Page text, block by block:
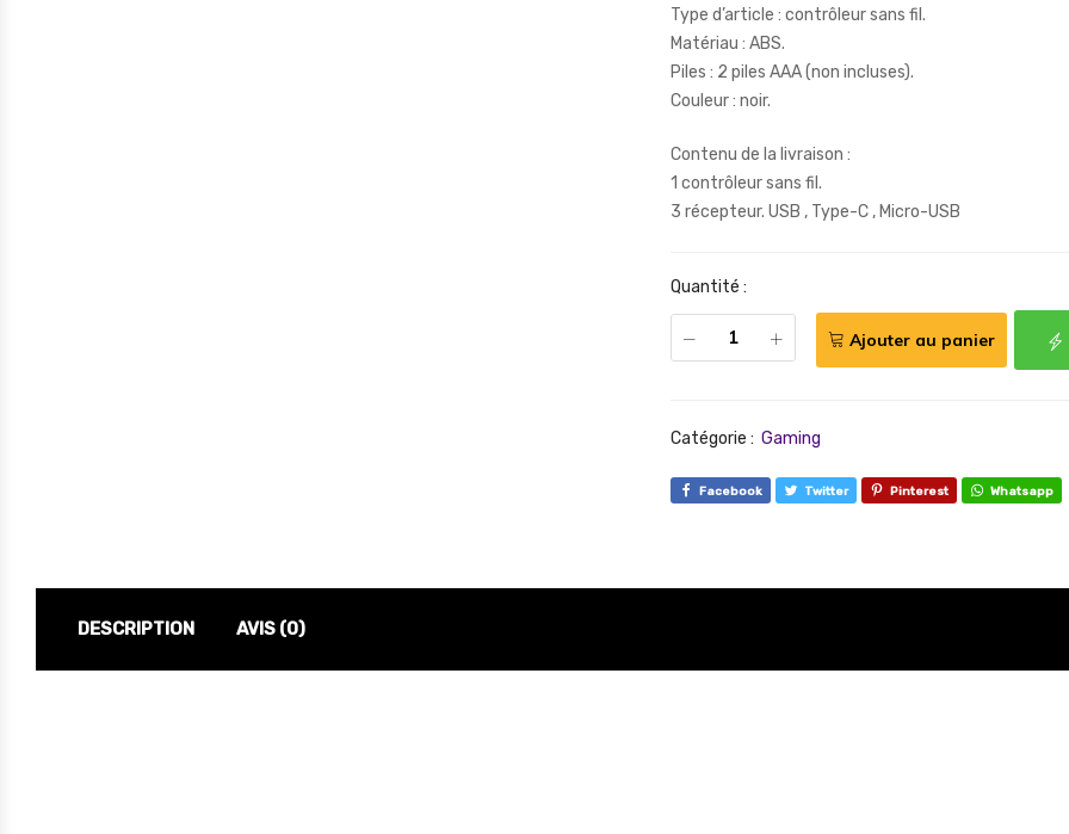
Type d’article : contrôleur sans fil.
Matériau : ABS.
Piles : 2 piles AAA (non incluses).
Couleur : noir.
Contenu de la livraison :
1 contrôleur sans fil.
3 récepteur. USB , Type-C , Micro-USB
Quantité :
Ajouter au panier
Catégorie : Gaming
Facebook Twitter Pinterest Whatsapp
DESCRIPTION AVIS (0)